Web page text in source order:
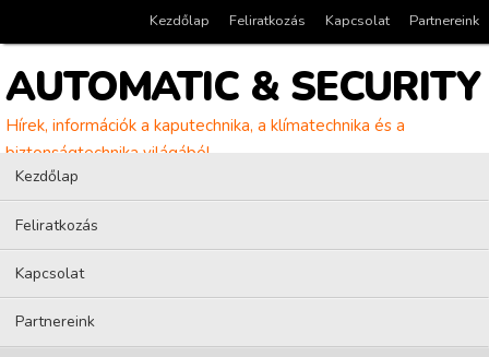
a
tartalomra
Kezdőlap Feliratkozás Kapcsolat Partnereink
AUTOMATIC & SECURITY
Hírek, információk a kaputechnika, a klímatechnika és a
biztonságtechnika világából
Kezdőlap
Feliratkozás
Kapcsolat
Partnereink